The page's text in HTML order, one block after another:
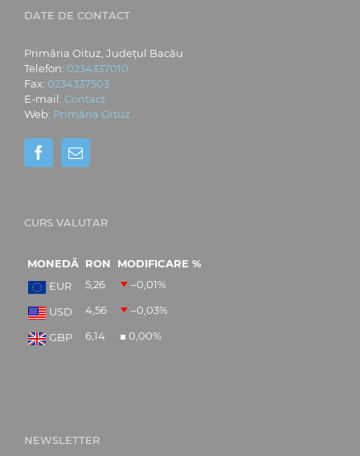
DATE DE CONTACT
Primăria Oituz, Județul Bacău
Telefon: 0234337010
Fax: 0234337503
E-mail: Contact
Web: Primăria Oituz
CURS VALUTAR
MONEDĂ RON
MODIFICARE %
EUR
5,26 –0,01%
USD 4,56 –0,03%
GBP 6,14 0,00%
NEWSLETTER